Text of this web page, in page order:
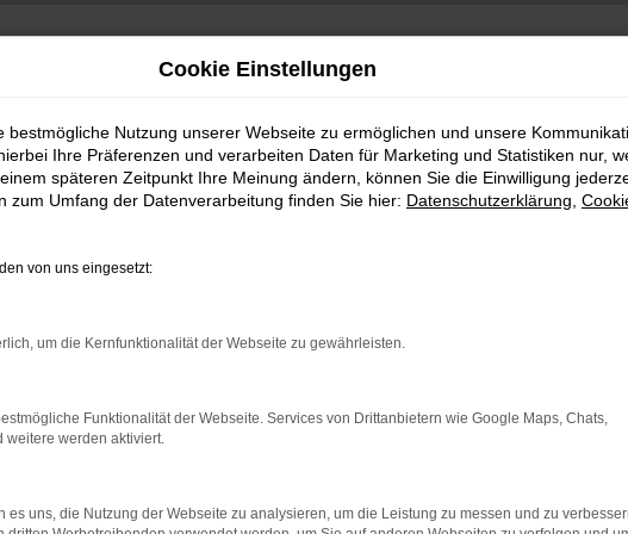
bestimmter Seiten verhindern. Funktioniert die Seite in einem
beheben.
auf dem neuesten Stand sind.
Cookie Einstellungen
bestmögliche Nutzung unserer Webseite zu ermöglichen und unsere
Ihre Präferenzen und verarbeiten Daten für Marketing und Statistiken nur,
späteren Zeitpunkt Ihre Meinung ändern, können Sie die Einwilligung
zum Umfang der Datenverarbeitung finden Sie hier: Datenschutzerklärung
von uns eingesetzt:
um die Kernfunktionalität der Webseite zu gewährleisten.
Funktionalität der Webseite. Services von Drittanbietern wie Google Maps, Chats,
weitere werden aktiviert.
es uns, die Nutzung der Webseite zu analysieren, um die Leistung zu messen und zu